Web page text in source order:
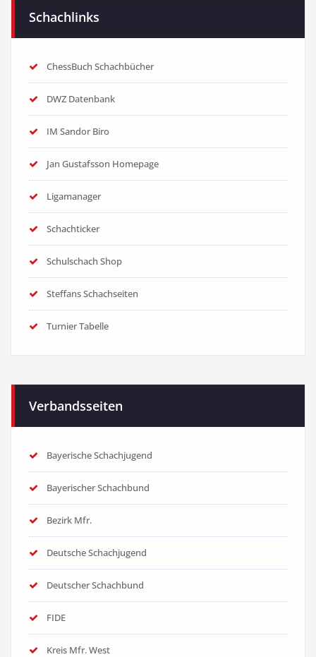
Schachlinks
ChessBuch Schachbücher
DWZ Datenbank
IM Sandor Biro
Jan Gustafsson Homepage
Ligamanager
Schachticker
Schulschach Shop
Steffans Schachseiten
Turnier Tabelle
Verbandsseiten
Bayerische Schachjugend
Bayerischer Schachbund
Bezirk Mfr.
Deutsche Schachjugend
Deutscher Schachbund
FIDE
Kreis Mfr. West